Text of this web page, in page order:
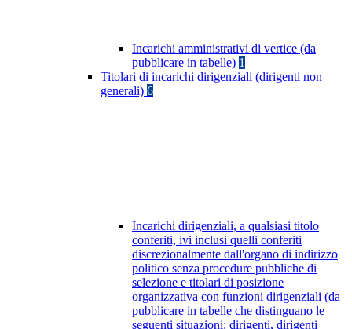
Incarichi amministrativi di vertice (da
pubblicare in tabelle) 1
Titolari di incarichi dirigenziali (dirigenti non
generali) 6
Incarichi dirigenziali, a qualsiasi titolo
conferiti, ivi inclusi quelli conferiti
discrezionalmente dall'organo di indirizzo
politico senza procedure pubbliche di
selezione e titolari di posizione
organizzativa con funzioni dirigenziali (da
pubblicare in tabelle che distinguano le
seguenti situazioni: dirigenti, dirigenti